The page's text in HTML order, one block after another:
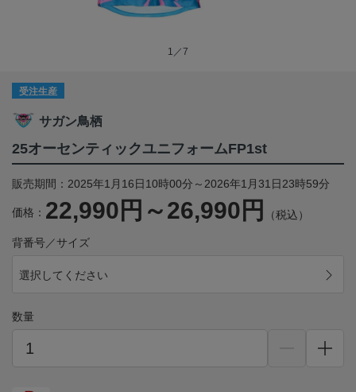
1／7
受注生産
サガン鳥栖
25オーセンティックユニフォームFP1st
販売期間：2025年1月16日10時00分～2026年1月31日23時59分
価格： 22,990円～26,990円 （税込）
背番号／サイズ
選択してください
数量